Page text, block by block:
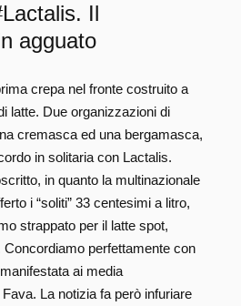
Il
agguato
crepa nel fronte costruito a
latte. Due organizzazioni di
cremasca ed una bergamasca,
in solitaria con Lactalis.
in quanto la multinazionale
i “soliti” 33 centesimi a litro,
strappato per il latte spot,
perfettamente con
ai media
La notizia fa però infuriare